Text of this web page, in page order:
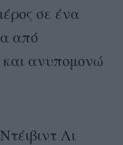
σε ένα
από
και ανυπομονώ
Λι